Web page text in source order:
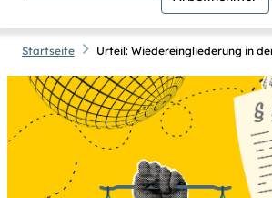
Suche
Suchen
Hilfen
Für Menschen mit
Startseite Urteil: Wiedereingliederung in